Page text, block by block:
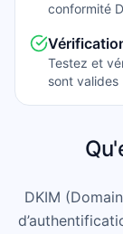
conformité
Testez et
sont valides
DKIM